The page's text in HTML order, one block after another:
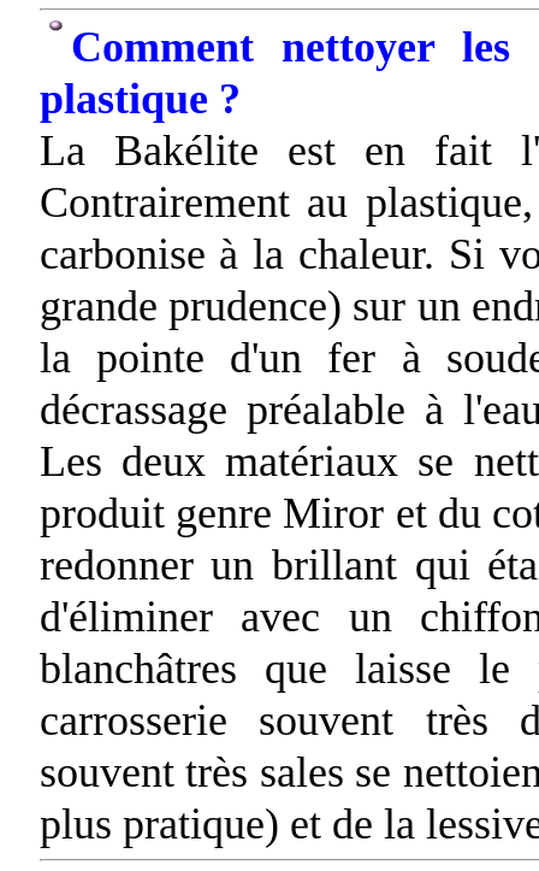
Comment nettoyer
plastique ?
La Bakélite est en fait
Contrairement au
carbonise à la chaleur. Si
grande prudence) sur un
la pointe d'un fer à
décrassage préalable à
Les deux matériaux se
produit genre Miror et du
redonner un brillant qui
d'éliminer avec un
blanchâtres que laisse
carrosserie souvent très
souvent très sales se
plus pratique) et de la